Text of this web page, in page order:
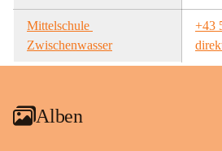
Mittelschule
Zwischenwasser
+43
Alben